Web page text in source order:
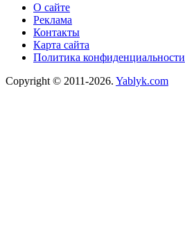
О сайте
Реклама
Контакты
Карта сайта
Политика конфиденциальности
Copyright © 2011-2026. Yablyk.сom